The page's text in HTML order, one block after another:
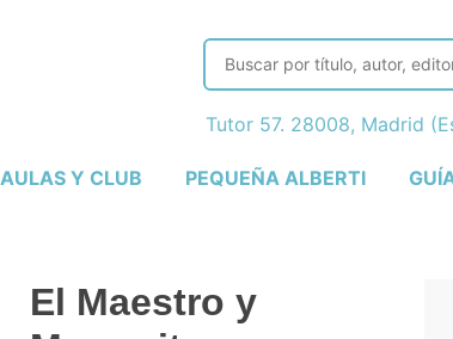
AULAS Y CLUB PEQUEÑA ALBERTI
Tutor 57. 28008, Madrid
El Maestro y